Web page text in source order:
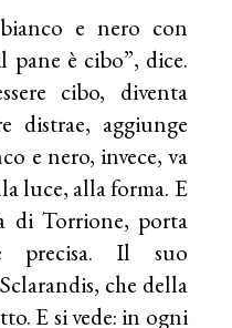
e nero con
è cibo”, dice.
cibo, diventa
distrae, aggiunge
e nero, invece, va
luce, alla forma. E
di Torrione, porta
precisa. Il suo
che della
E si vede: in ogni